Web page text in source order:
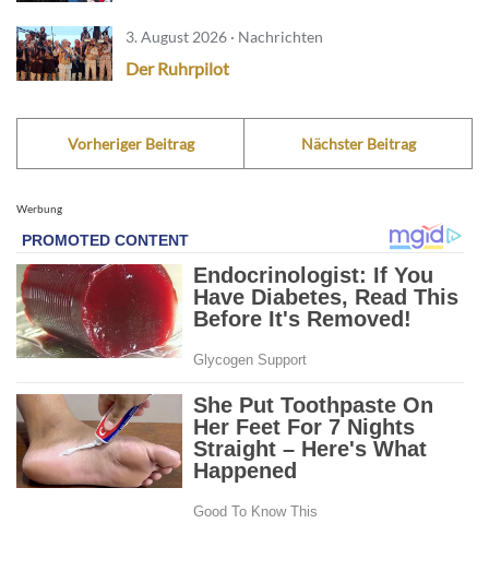
3. August 2026 · Nachrichten
Der Ruhrpilot
Vorheriger Beitrag Nächster Beitrag
Werbung